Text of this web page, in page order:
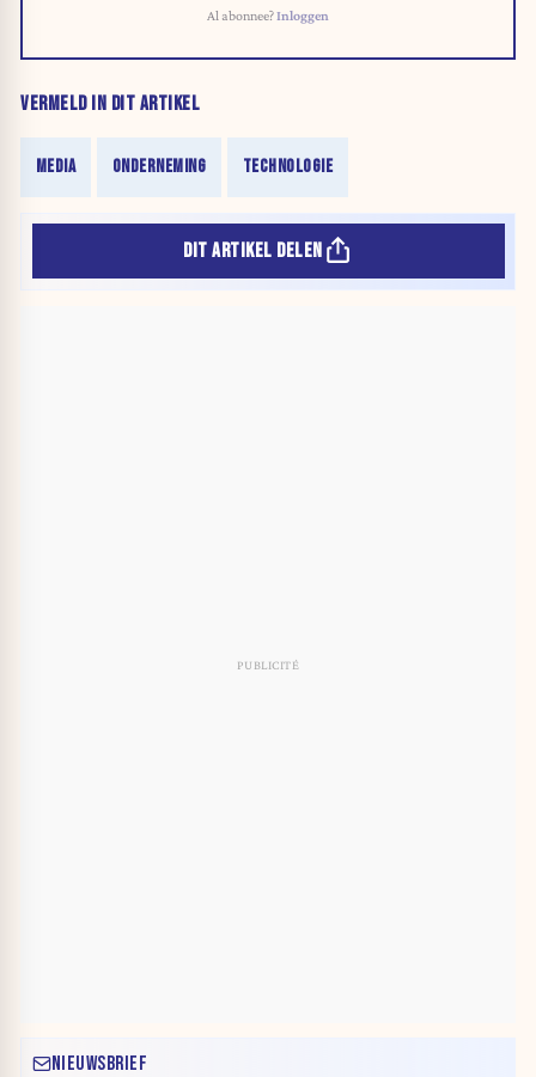
Al abonnee?Inloggen
VERMELD IN DIT ARTIKEL
MEDIA ONDERNEMING TECHNOLOGIE
DIT ARTIKEL DELEN
NIEUWSBRIEF